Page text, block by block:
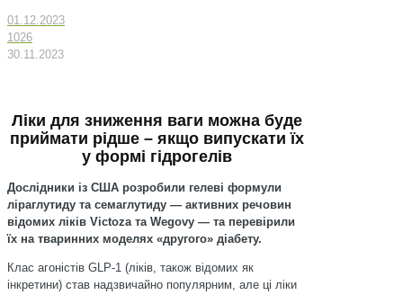
01.12.2023
1026
30.11.2023
Ліки для зниження ваги можна буде
приймати рідше – якщо випускати їх
у формі гідрогелів
Дослідники із США розробили гелеві формули
ліраглутиду та семаглутиду — активних речовин
відомих ліків Victoza та Wegovy — та перевірили
їх на тваринних моделях «другого» діабету.
Клас агоністів GLP-1 (ліків, також відомих як
інкретини) став надзвичайно популярним, але ці ліки